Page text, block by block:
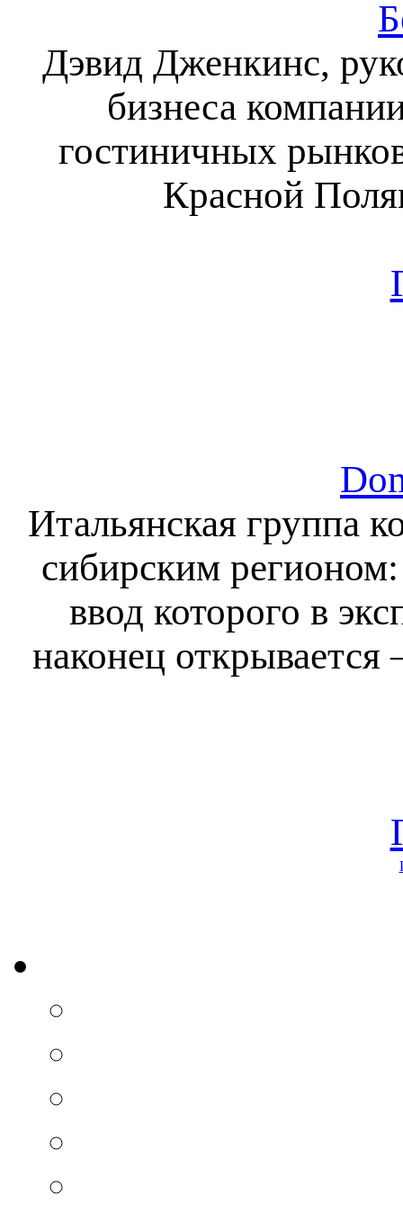
Дэвид Дженкинс,
бизнеса
гостиничных
Красной
Итальянская группа
сибирским
ввод которого в
наконец